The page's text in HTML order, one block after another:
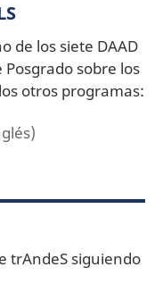
de los siete DAAD
Posgrado sobre los
otros programas:
trAndeS siguiendo